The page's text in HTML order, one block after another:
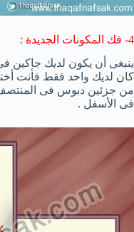
4- فك المكونات الجديدة :
ينبغى أن يكون لديك جاكين
كان لديك واحد فقط فأنت
من جزئين دبوس فى المنتصف
فى الأسفل .